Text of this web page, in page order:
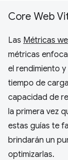
Core Web
Las Métricas
métricas
el rendimiento
tiempo de
capacidad de
la primera vez
estas guías te
brindarán un
optimizarlas.